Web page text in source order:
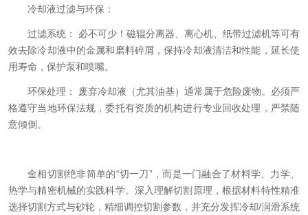
冷却液过滤与环保：
过滤系统： 必不可少！磁辊分离器、离心机、纸带过滤机等可有
效去除冷却液中的金属和磨料碎屑，保持冷却液清洁和性能，延长使
用寿命，保护泵和喷嘴。
环保处理： 废弃冷却液（尤其油基）通常属于危险废物。必须严
格遵守当地环保法规，委托有资质的机构进行专业回收处理，严禁随
意倾倒。
金相切割绝非简单的“切一刀”，而是一门融合了材料学、力学、
热学与精密机械的实践科学。深入理解切割原理，根据材料特性精准
选择切割方式与砂轮，精细调控切割参数，并充分发挥冷却/润滑系统